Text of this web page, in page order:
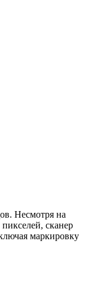
Несмотря на
сканер
маркировку